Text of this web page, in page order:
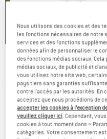
ION - Promo
(0)
Nous utilisons des cookies et des
les fonctions nécessaires de notre
services et des fonctions
données afin de personnaliser le
des fonctions médias sociaux.
médias sociaux, de publicité et
vous utilisez notre site web;
pays tiers sans garanties
contre l'accès par les autorités. En
acceptez que nous procédions de
accepter les cookies à l’exception
veuillez cliquer ici. Cependant,
cookies à tout moment dans «
catégories. Votre consentement